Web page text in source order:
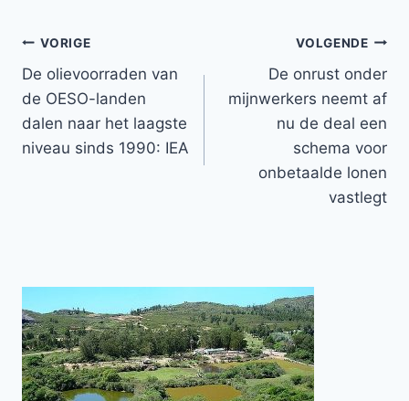
Bericht
navigatie
VORIGE
De olievoorraden van
de OESO-landen
dalen naar het laagste
niveau sinds 1990: IEA
VOLGENDE
De onrust onder
mijnwerkers neemt af
nu de deal een
schema voor
onbetaalde lonen
vastlegt